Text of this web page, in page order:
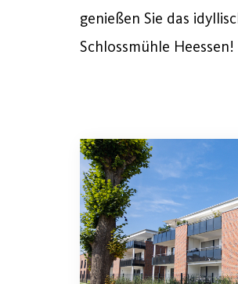
genießen Sie das
Schlossmühle Heessen!